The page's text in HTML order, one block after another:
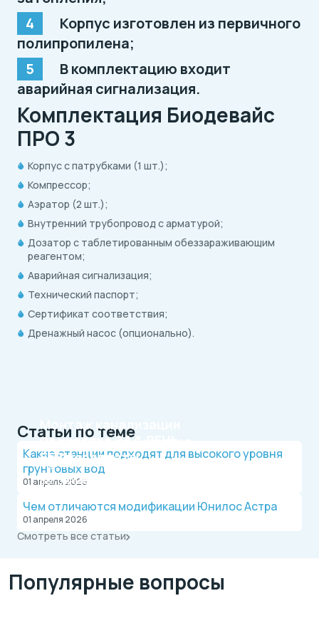
Корпус изготовлен из первичного
полипропилена;
В комплектацию входит
аварийная сигнализация.
Комплектация Биодевайс
ПРО 3
Корпус с патрубками (1 шт.);
Компрессор;
Аэратор (2 шт.);
Внутренний трубопровод с арматурой;
Дозатор с таблетированным обеззараживающим
реагентом;
Аварийная сигнализация;
Технический паспорт;
Сертификат соответствия;
Дренажный насос (опционально).
Монтаж канализации
на участкеЗА 1 ДЕНЬ
Официальный дилер, работаем по договору.
Оплата после монтажа.
Рассрочка на 4 месяца
БЕЗ переплаты
Выгодные условия на монтаж канализации и
Статьи по теме
Какие станции подходят для высокого уровня
грунтовых вод
01 апреля 2026
Чем отличаются модификации Юнилос Астра
01 апреля 2026
Смотреть все статьи
Популярные вопросы